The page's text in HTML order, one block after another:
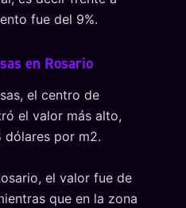
fue del 9%.
en Rosario
el centro de
el valor más alto,
dólares por m2.
el valor fue de
que en la zona